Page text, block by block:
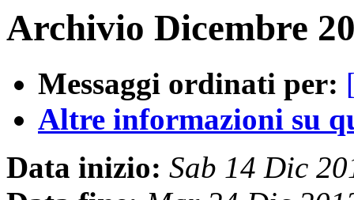
Archivio Dicembre
Messaggi ordinati per:
Altre informazioni su
Data inizio: Sab 14 Dic